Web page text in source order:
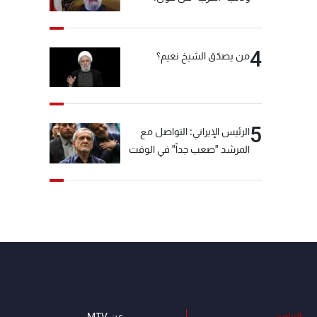
4من يصدّق الشيخ نعيم؟
5الرئيس الإيراني: التواصل مع
المرشد "صعب جداً" في الوقت